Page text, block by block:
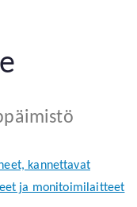
kannettavat
ja monitoimilaitteet